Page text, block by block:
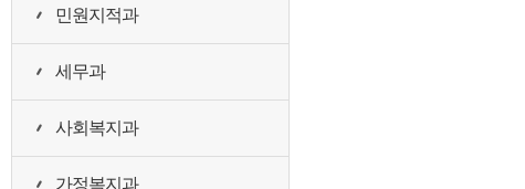
민원지적과
세무과
사회복지과
가정복지과